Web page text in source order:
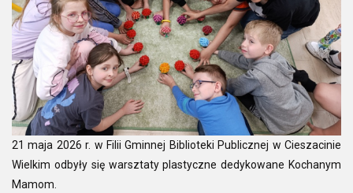
21 maja 2026 r. w Filii Gminnej Biblioteki Publicznej w Cieszacinie
Wielkim odbyły się warsztaty plastyczne dedykowane Kochanym
Mamom.